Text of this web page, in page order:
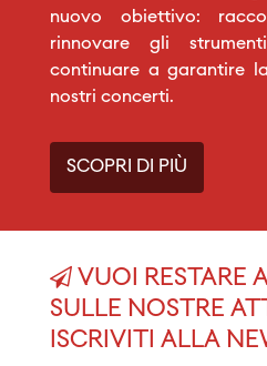
nuovo obiettivo:
rinnovare gli
continuare a garantire
nostri concerti.
SCOPRI DI PIÙ
VUOI RESTARE
SULLE NOSTRE
ISCRIVITI ALLA